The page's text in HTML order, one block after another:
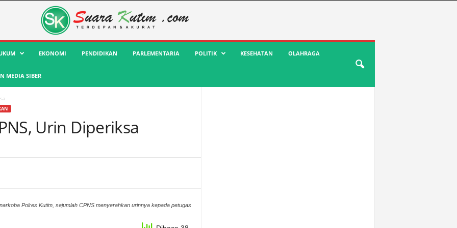
EKONOMI PENDIDIKAN PARLEMENTARIA POLITIK KESEHATAN OLAHRAGA
MEDIA SIBER
Urin Diperiksa
Polres Kutim, sejumlah CPNS menyerahkan urinnya kepada petugas